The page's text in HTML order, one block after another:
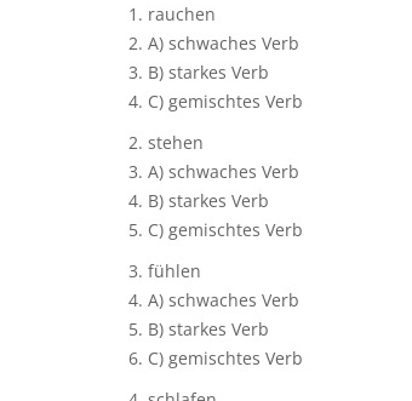
rauchen
A) schwaches Verb
B) starkes Verb
C) gemischtes Verb
stehen
A) schwaches Verb
B) starkes Verb
C) gemischtes Verb
fühlen
A) schwaches Verb
B) starkes Verb
C) gemischtes Verb